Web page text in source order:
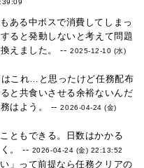
ある中ボスで消費してしまっ
ると発動しないと考えて問題
えました。 -- 2025-12-10 (水)
これ…と思ったけど任務配布
と共食いさせる余裕ないんだ
務はよう。 --2026-04-24 (金)
ともできる。日数はかかる
。 -- 2026-04-24 (金) 22:13:52
」って前提なら任務クリアの